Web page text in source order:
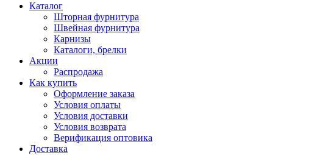
Каталог
Шторная фурнитура
Швейная фурнитура
Карнизы
Каталоги, брелки
Акции
Распродажа
Как купить
Оформление заказа
Условия оплаты
Условия доставки
Условия возврата
Верификация оптовика
Доставка